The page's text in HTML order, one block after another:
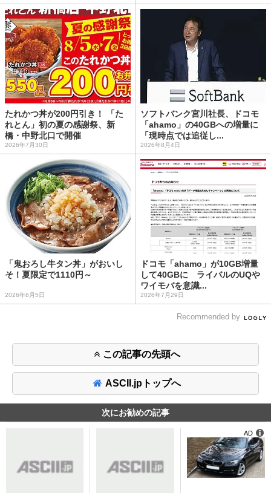
たれかつ丼が200円引き！ 「た
れとん」初の夏の感謝祭、新
橋・中野北口で開催
2026年7月30日
ソフトバンク宮川社長、ドコモ
「ahamo」の40GBへの増量に
「現時点では追従し...
2026年8月4日
「鬼おろし牛タン丼」がおいし
そ！夏限定で1110円～
2026年8月5日
ドコモ「ahamo」が10GB増量
して40GBに ライバルのUQや
ワイモバを意識...
2026年7月29日
Recommended by
この記事の先頭へ
ASCII.jpトップへ
次にお勧めの記事
AD